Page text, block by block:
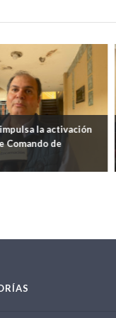
la activación
Comando de
la amenaza del
Niño